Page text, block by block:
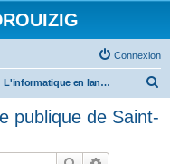
Connexion
L'informatique en langues régionales et minoritaires
publique de Saint-